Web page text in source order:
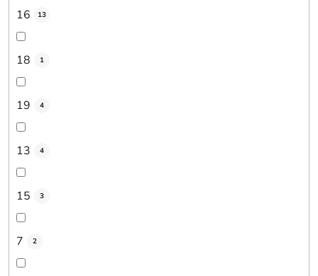
16 13
18 1
19 4
13 4
15 3
7 2